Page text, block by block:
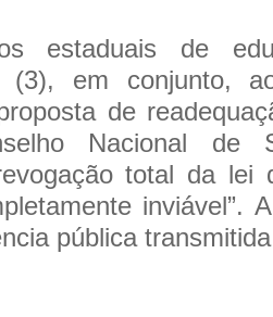
estaduais de
(3), em conjunto,
de
Nacional de
total da lei
inviável”.
pública